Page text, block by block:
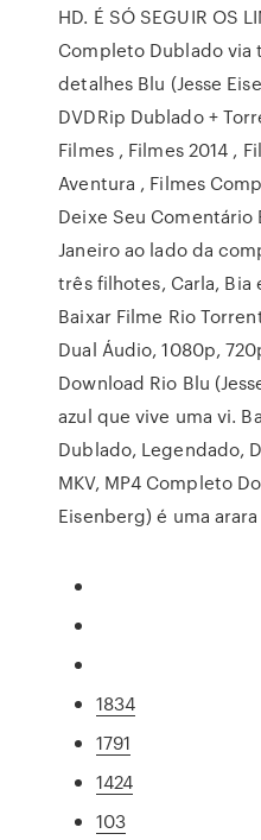
HD. É SÓ SEGUIR OS
Completo Dublado via
detalhes Blu (Jesse
DVDRip Dublado +
Filmes , Filmes 2014 ,
Aventura , Filmes
Deixe Seu Comentário
Janeiro ao lado da
três filhotes, Carla, Bia
Baixar Filme Rio
Dual Áudio, 1080p,
Download Rio Blu
azul que vive uma vi.
Dublado, Legendado,
MKV, MP4 Completo
Eisenberg) é uma
1834
1791
1424
103